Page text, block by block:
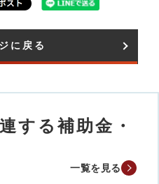
に戻る
する補助金・
一覧を見る